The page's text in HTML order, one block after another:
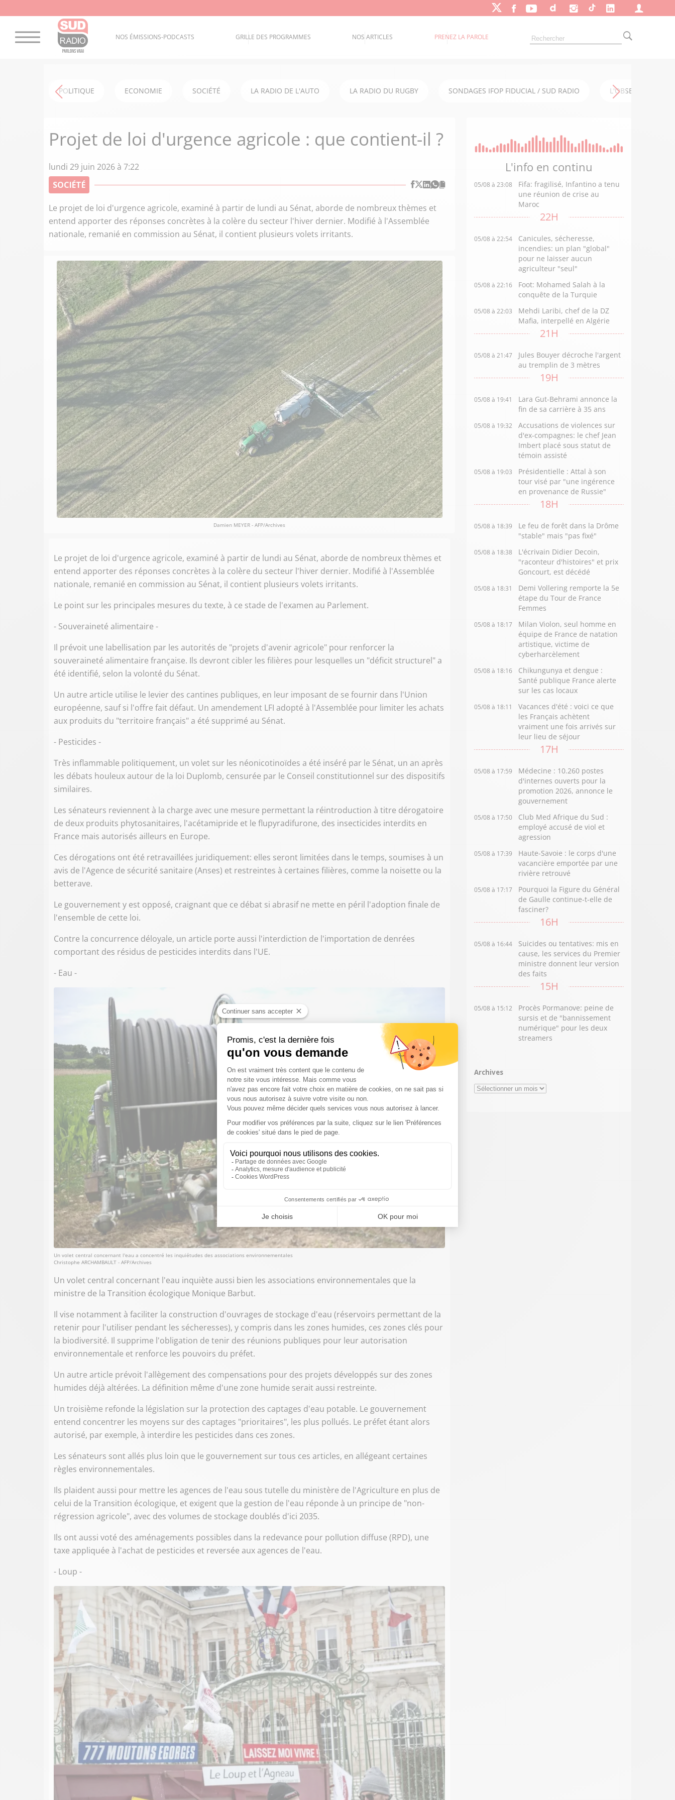
NOS ÉMISSIONS-PODCASTS GRILLE DES PROGRAMMES NOS ARTICLES PRENEZ LA PAROLE
POLITIQUE ECONOMIE SOCIÉTÉ LA RADIO DE L'AUTO LA RADIO DU RUGBY SONDAGES IFOP FIDUCIAL / SUD RADIO L'OBSERVATOIRE
Projet de loi d'urgence agricole : que contient-il ?
lundi 29 juin 2026 à 7:22
SOCIÉTÉ
Le projet de loi d'urgence agricole, examiné à partir de lundi au Sénat, aborde de nombreux thèmes et
entend apporter des réponses concrètes à la colère du secteur l'hiver dernier. Modifié à l'Assemblée
nationale, remanié en commission au Sénat, il contient plusieurs volets irritants.
Damien MEYER - AFP/Archives
Le projet de loi d'urgence agricole, examiné à partir de lundi au Sénat, aborde de nombreux thèmes et
entend apporter des réponses concrètes à la colère du secteur l'hiver dernier. Modifié à l'Assemblée
nationale, remanié en commission au Sénat, il contient plusieurs volets irritants.
Le point sur les principales mesures du texte, à ce stade de l'examen au Parlement.
- Souveraineté alimentaire -
Il prévoit une labellisation par les autorités de "projets d'avenir agricole" pour renforcer la
souveraineté alimentaire française. Ils devront cibler les filières pour lesquelles un "déficit structurel" a
été identifié, selon la volonté du Sénat.
Un autre article utilise le levier des cantines publiques, en leur imposant de se fournir dans l'Union
européenne, sauf si l'offre fait défaut. Un amendement LFI adopté à l'Assemblée pour limiter les achats
aux produits du "territoire français" a été supprimé au Sénat.
- Pesticides -
Très inflammable politiquement, un volet sur les néonicotinoïdes a été inséré par le Sénat, un an après
les débats houleux autour de la loi Duplomb, censurée par le Conseil constitutionnel sur des dispositifs
similaires.
Les sénateurs reviennent à la charge avec une mesure permettant la réintroduction à titre dérogatoire
de deux produits phytosanitaires, l'acétamipride et le flupyradifurone, des insecticides interdits en
France mais autorisés ailleurs en Europe.
Ces dérogations ont été retravaillées juridiquement: elles seront limitées dans le temps, soumises à un
avis de l'Agence de sécurité sanitaire (Anses) et restreintes à certaines filières, comme la noisette ou la
betterave.
Le gouvernement y est opposé, craignant que ce débat si abrasif ne mette en péril l'adoption finale de
l'ensemble de cette loi.
Contre la concurrence déloyale, un article porte aussi l'interdiction de l'importation de denrées
comportant des résidus de pesticides interdits dans l'UE.
- Eau -
Un volet central concernant l'eau a concentré les inquiétudes des associations environnementales
Christophe ARCHAMBAULT - AFP/Archives
Un volet central concernant l'eau inquiète aussi bien les associations environnementales que la
ministre de la Transition écologique Monique Barbut.
Il vise notamment à faciliter la construction d'ouvrages de stockage d'eau (réservoirs permettant de la
retenir pour l'utiliser pendant les sécheresses), y compris dans les zones humides, ces zones clés pour
la biodiversité. Il supprime l'obligation de tenir des réunions publiques pour leur autorisation
environnementale et renforce les pouvoirs du préfet.
Un autre article prévoit l'allègement des compensations pour des projets développés sur des zones
humides déjà altérées. La définition même d'une zone humide serait aussi restreinte.
Un troisième refonde la législation sur la protection des captages d'eau potable. Le gouvernement
entend concentrer les moyens sur des captages "prioritaires", les plus pollués. Le préfet étant alors
autorisé, par exemple, à interdire les pesticides dans ces zones.
Les sénateurs sont allés plus loin que le gouvernement sur tous ces articles, en allégeant certaines
règles environnementales.
Ils plaident aussi pour mettre les agences de l'eau sous tutelle du ministère de l'Agriculture en plus de
celui de la Transition écologique, et exigent que la gestion de l'eau réponde à un principe de "non-
régression agricole", avec des volumes de stockage doublés d'ici 2035.
Ils ont aussi voté des aménagements possibles dans la redevance pour pollution diffuse (RPD), une
taxe appliquée à l'achat de pesticides et reversée aux agences de l'eau.
- Loup -
L'info en continu
05/08 à 23:08
Fifa: fragilisé, Infantino a tenu
une réunion de crise au
Maroc
22H
05/08 à 22:54
Canicules, sécheresse,
incendies: un plan "global"
pour ne laisser aucun
agriculteur "seul"
05/08 à 22:16
Foot: Mohamed Salah à la
conquête de la Turquie
05/08 à 22:03
Mehdi Laribi, chef de la DZ
Mafia, interpellé en Algérie
21H
05/08 à 21:47
Jules Bouyer décroche l'argent
au tremplin de 3 mètres
19H
05/08 à 19:41
Lara Gut-Behrami annonce la
fin de sa carrière à 35 ans
05/08 à 19:32
Accusations de violences sur
d'ex-compagnes: le chef Jean
Imbert placé sous statut de
témoin assisté
05/08 à 19:03
Présidentielle : Attal à son
tour visé par "une ingérence
en provenance de Russie"
18H
05/08 à 18:39
Le feu de forêt dans la Drôme
"stable" mais "pas fixé"
05/08 à 18:38
L'écrivain Didier Decoin,
"raconteur d'histoires" et prix
Goncourt, est décédé
05/08 à 18:31
Demi Vollering remporte la 5e
étape du Tour de France
Femmes
05/08 à 18:17
Milan Violon, seul homme en
équipe de France de natation
artistique, victime de
cyberharcèlement
05/08 à 18:16
Chikungunya et dengue :
Santé publique France alerte
sur les cas locaux
05/08 à 18:11
Vacances d'été : voici ce que
les Français achètent
vraiment une fois arrivés sur
leur lieu de séjour
17H
05/08 à 17:59
Médecine : 10.260 postes
d'internes ouverts pour la
promotion 2026, annonce le
gouvernement
05/08 à 17:50
Club Med Afrique du Sud :
employé accusé de viol et
agression
05/08 à 17:39
Haute-Savoie : le corps d'une
vacancière emportée par une
rivière retrouvé
05/08 à 17:17
Pourquoi la Figure du Général
de Gaulle continue-t-elle de
fasciner?
16H
05/08 à 16:44
Suicides ou tentatives: mis en
cause, les services du Premier
ministre donnent leur version
des faits
15H
05/08 à 15:12
Procès Pormanove: peine de
sursis et de "bannissement
numérique" pour les deux
streamers
Archives
Archives